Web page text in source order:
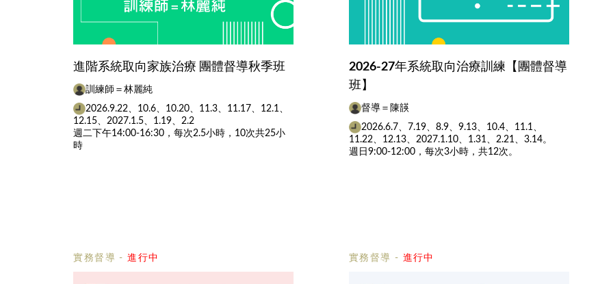
進階系統取向家族治療 團體督導秋季班
訓練師＝林麗純
2026.9.22、10.6、10.20、11.3、11.17、12.1、
12.15、2027.1.5、1.19、2.2
週二下午14:00-16:30，每次2.5小時，10次共25小
時
2026-27年系統取向治療訓練【團體督導
班】
督導＝陳韺
2026.6.7、7.19、8.9、9.13、10.4、11.1、
11.22、12.13、2027.1.10、1.31、2.21、3.14。
週日9:00-12:00，每次3小時，共12次。
實務督導 -進行中 實務督導 - 進行中